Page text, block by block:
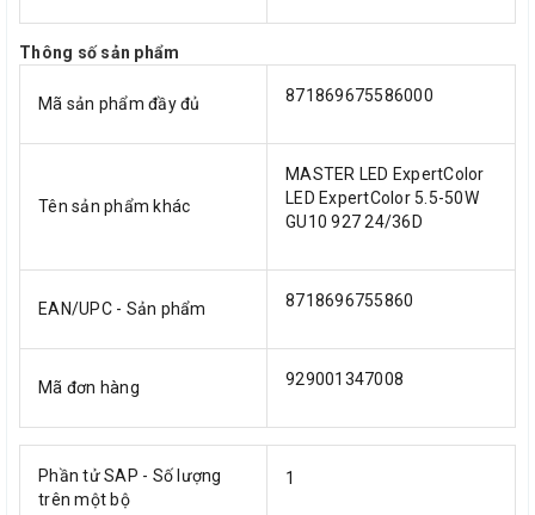
Thông số sản phẩm
Mã sản phẩm đầy đủ 871869675586000
Tên sản phẩm khác
MASTER LED ExpertColor
LED ExpertColor 5.5-50W
GU10 927 24/36D
EAN/UPC - Sản phẩm 8718696755860
Mã đơn hàng 929001347008
Phần tử SAP - Số lượng
trên một bộ
1